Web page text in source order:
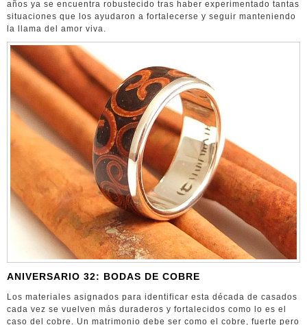
años ya se encuentra robustecido tras haber experimentado tantas
situaciones que los ayudaron a fortalecerse y seguir manteniendo
la llama del amor viva.
ANIVERSARIO 32: BODAS DE COBRE
Los materiales asignados para identificar esta década de casados
cada vez se vuelven más duraderos y fortalecidos como lo es el
caso del cobre. Un matrimonio debe ser como el cobre, fuerte pero